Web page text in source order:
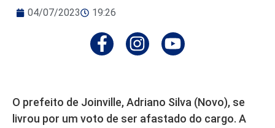
04/07/2023 19:26
O prefeito de Joinville, Adriano Silva (Novo), se
livrou por um voto de ser afastado do cargo. A